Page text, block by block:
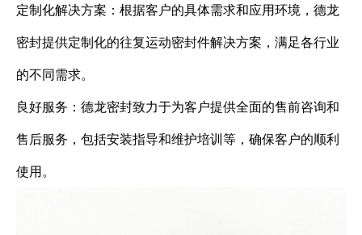
定制化解决方案：根据客户的具体需求和应用环境，德龙
密封提供定制化的往复运动密封件解决方案，满足各行业
的不同需求。
良好服务：德龙密封致力于为客户提供全面的售前咨询和
售后服务，包括安装指导和维护培训等，确保客户的顺利
使用。